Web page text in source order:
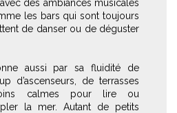
des ambiances musicales
les bars qui sont toujours
de danser ou de déguster
aussi par sa fluidité de
d’ascenseurs, de terrasses
calmes pour lire ou
la mer. Autant de petits